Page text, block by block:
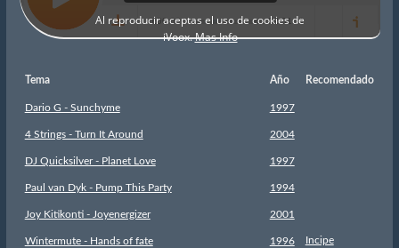
Tema Año Recomendado
Dario G - Sunchyme 1997
4 Strings - Turn It Around 2004
DJ Quicksilver - Planet Love 1997
Paul van Dyk - Pump This Party 1994
Joy Kitikonti - Joyenergizer 2001
Wintermute - Hands of fate 1996 Incipe